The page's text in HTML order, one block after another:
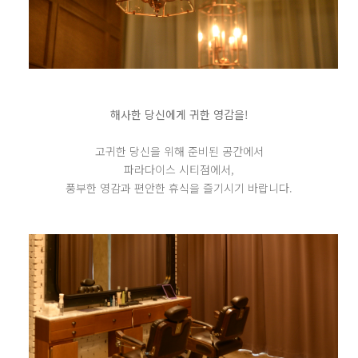
해사한 당신에게 귀한 영감을!
고귀한 당신을 위해 준비된 공간에서
파라다이스 시티점에서,
풍부한 영감과 편안한 휴식을 즐기시기 바랍니다.